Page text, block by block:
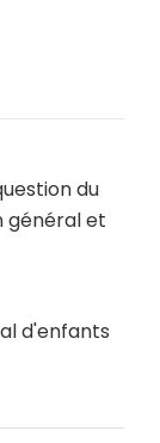
du
général et
d'enfants